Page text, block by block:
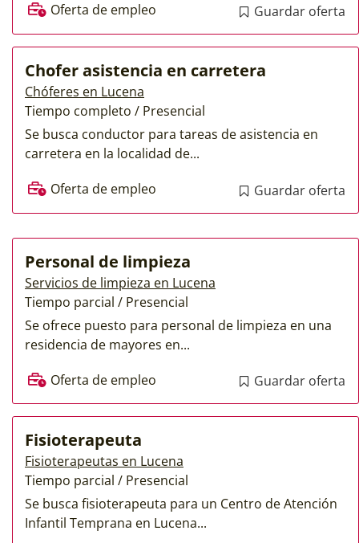
Oferta de empleo
Guardar oferta
Chofer asistencia en carretera
Chóferes en Lucena
Tiempo completo / Presencial
Se busca conductor para tareas de asistencia en
carretera en la localidad de...
Oferta de empleo
Guardar oferta
Personal de limpieza
Servicios de limpieza en Lucena
Tiempo parcial / Presencial
Se ofrece puesto para personal de limpieza en una
residencia de mayores en...
Oferta de empleo
Guardar oferta
Fisioterapeuta
Fisioterapeutas en Lucena
Tiempo parcial / Presencial
Se busca fisioterapeuta para un Centro de Atención
Infantil Temprana en Lucena...